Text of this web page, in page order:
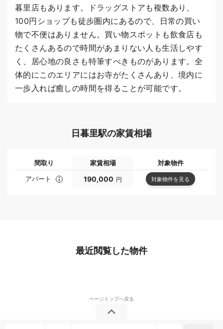
暮里店もあります。ドラッグストアも複数あり、
100円ショップも徒歩圏内にあるので、日常の買い
物で不便はありません。買い物スポットも飲食店も
たくさんあるので時間があまりない人も生活しやす
く、居心地の良さも特筆すべきものがあります。全
体的にこのエリアにはお寺がたくさんあり、境内に
一歩入れば癒しの時間を得ることが可能です。
日暮里駅の家賃相場
間取り 家賃相場
対象物件
アパート
190,000 円 対象物件を見る
最近閲覧した物件